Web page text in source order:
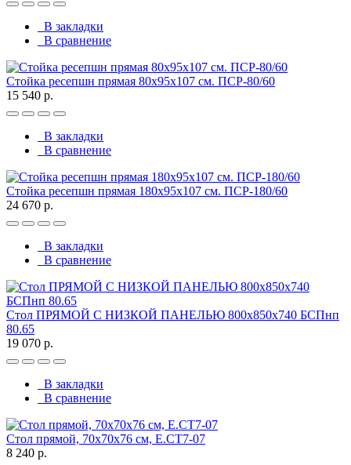
В закладки
В сравнение
Стойка ресепшн прямая 80х95х107 см. ПСР-80/60
15 540 р.
В закладки
В сравнение
Стойка ресепшн прямая 180х95х107 см. ПСР-180/60
24 670 р.
В закладки
В сравнение
Стол ПРЯМОЙ С НИЗКОЙ ПАНЕЛЬЮ 800х850х740 БСПнп
80.65
19 070 р.
В закладки
В сравнение
Стол прямой, 70x70x76 см, Е.СТ7-07
8 240 р.